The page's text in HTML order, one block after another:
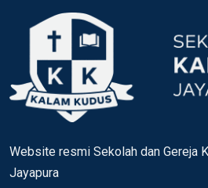
Website resmi Sekolah dan Gereja
Jayapura